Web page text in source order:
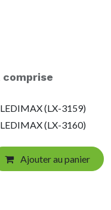
comprise
(LX-3159)
(LX-3160)
Ajouter au panier